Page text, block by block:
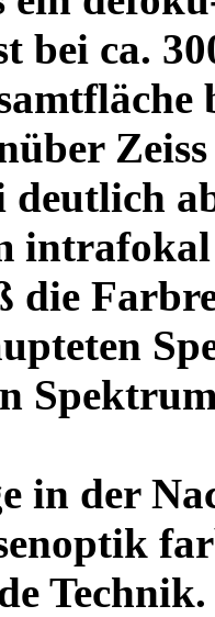
bei ca.
Zeiss
deutlich
die
in der